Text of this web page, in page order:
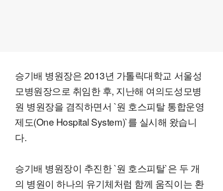
승기배 병원장은 2013년 가톨릭대학교 서울성
모병원장으로 취임한 후, 지난해 여의도성모병
원 병원장을 겸직하면서 `원 호스피탈 통합운영
제도(One Hospital System)`를 실시해 왔습니
다.
승기배 병원장이 추진한 `원 호스피탈`은 두 개
의 병원이 하나의 유기체처럼 함께 움직이는 환